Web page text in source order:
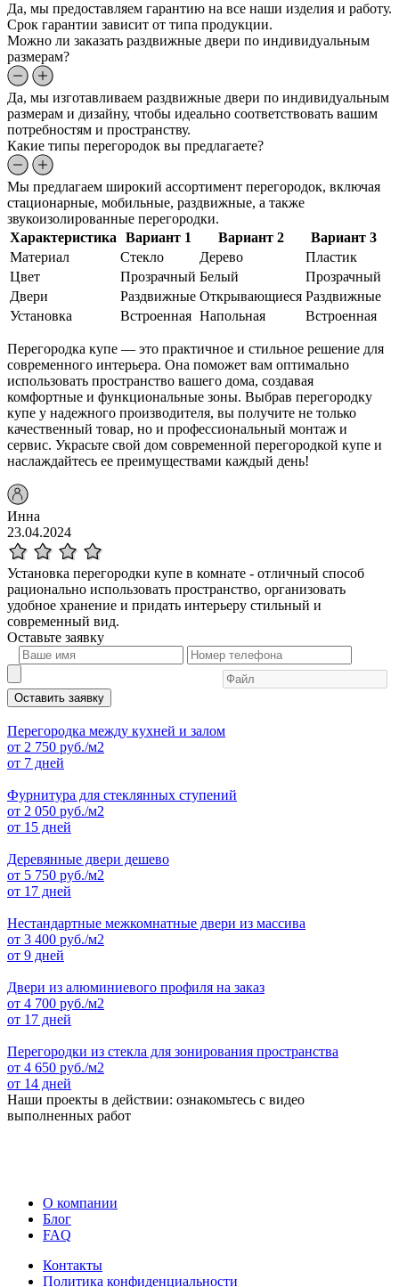
Да, мы предоставляем гарантию на все наши изделия и работу.
Срок гарантии зависит от типа продукции.
Можно ли заказать раздвижные двери по индивидуальным
размерам?
Да, мы изготавливаем раздвижные двери по индивидуальным
размерам и дизайну, чтобы идеально соответствовать вашим
потребностям и пространству.
Какие типы перегородок вы предлагаете?
Мы предлагаем широкий ассортимент перегородок, включая
стационарные, мобильные, раздвижные, а также
звукоизолированные перегородки.
Характеристика Вариант 1 Вариант 2
Вариант 3
Материал
Стекло Дерево
Пластик
Цвет
Прозрачный Белый
Прозрачный
Двери
Раздвижные Открывающиеся Раздвижные
Установка
Встроенная Напольная Встроенная
Перегородка купе — это практичное и стильное решение для
современного интерьера. Она поможет вам оптимально
использовать пространство вашего дома, создавая
комфортные и функциональные зоны. Выбрав перегородку
купе у надежного производителя, вы получите не только
качественный товар, но и профессиональный монтаж и
сервис. Украсьте свой дом современной перегородкой купе и
наслаждайтесь ее преимуществами каждый день!
Инна
23.04.2024
Установка перегородки купе в комнате - отличный способ
рационально использовать пространство, организовать
удобное хранение и придать интерьеру стильный и
современный вид.
Оставьте заявку
Оставить заявку
Перегородка между кухней и залом
от 2 750 руб./м2
от 7 дней
Фурнитура для стеклянных ступений
от 2 050 руб./м2
от 15 дней
Деревянные двери дешево
от 5 750 руб./м2
от 17 дней
Нестандартные межкомнатные двери из массива
от 3 400 руб./м2
от 9 дней
Двери из алюминиевого профиля на заказ
от 4 700 руб./м2
от 17 дней
Перегородки из стекла для зонирования пространства
от 4 650 руб./м2
от 14 дней
Наши проекты в действии: ознакомьтесь с видео
выполненных работ
О компании
Блог
FAQ
Контакты
Политика конфиденциальности